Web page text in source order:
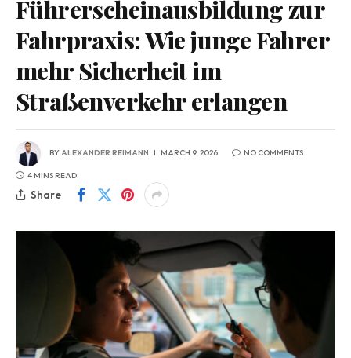
Führerscheinausbildung zur
Fahrpraxis: Wie junge Fahrer
mehr Sicherheit im
Straßenverkehr erlangen
BYALEXANDER REIMANN MARCH 9, 2026 NO COMMENTS
4 MINS READ
Share